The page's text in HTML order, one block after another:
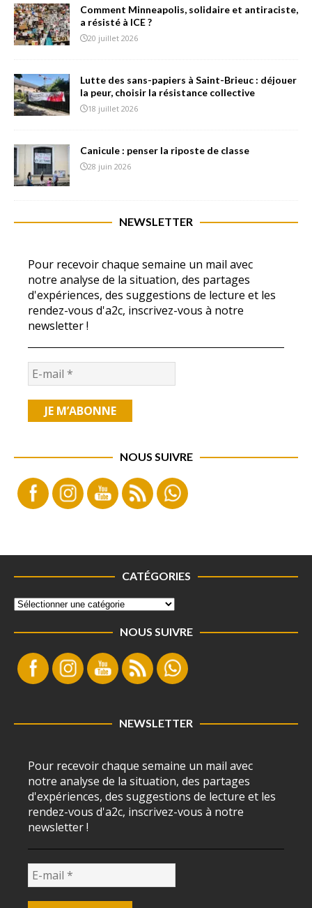
Comment Minneapolis, solidaire et antiraciste,
a résisté à ICE ?
20 juillet 2026
Lutte des sans-papiers à Saint-Brieuc : déjouer
la peur, choisir la résistance collective
18 juillet 2026
Canicule : penser la riposte de classe
28 juin 2026
NEWSLETTER
Pour recevoir chaque semaine un mail avec
notre analyse de la situation, des partages
d'expériences, des suggestions de lecture et les
rendez-vous d'a2c, inscrivez-vous à notre
newsletter !
NOUS SUIVRE
CATÉGORIES
NOUS SUIVRE
NEWSLETTER
Pour recevoir chaque semaine un mail avec
notre analyse de la situation, des partages
d'expériences, des suggestions de lecture et les
rendez-vous d'a2c, inscrivez-vous à notre
newsletter !